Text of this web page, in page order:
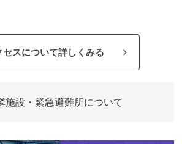
セスについて詳しくみる
施設・緊急避難所について